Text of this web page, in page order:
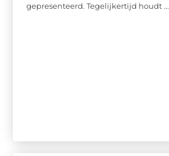
gepresenteerd. Tegelijkertijd houdt ...